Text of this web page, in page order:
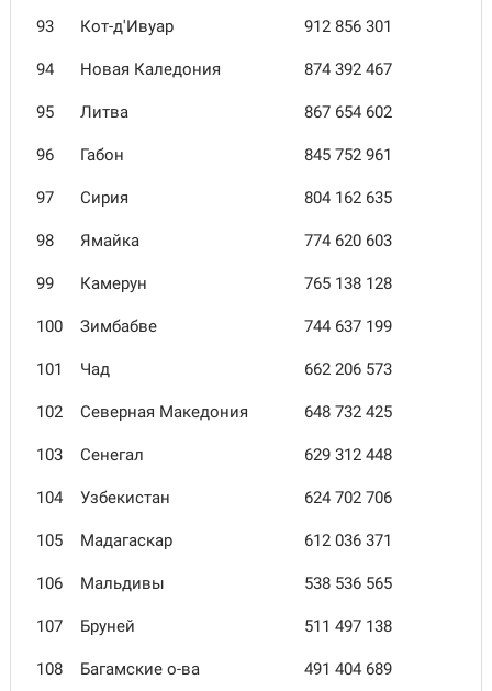
93 Кот-д'Ивуар 912 856 301
94 Новая Каледония 874 392 467
95 Литва 867 654 602
96 Габон 845 752 961
97 Сирия 804 162 635
98 Ямайка 774 620 603
99 Камерун 765 138 128
100 Зимбабве 744 637 199
101 Чад 662 206 573
102 Северная Македония 648 732 425
103 Сенегал 629 312 448
104 Узбекистан 624 702 706
105 Мадагаскар 612 036 371
106 Мальдивы 538 536 565
107 Бруней 511 497 138
108 Багамские о-ва 491 404 689